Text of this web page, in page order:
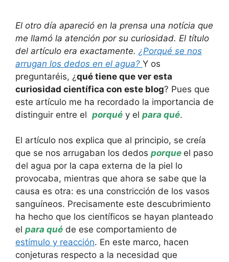
El otro día apareció en la prensa una notícia que
me llamó la atención por su curiosidad. El título
del artículo era exactamente. ¿Porqué se nos
arrugan los dedos en el agua? Y os
preguntaréis, ¿qué tiene que ver esta
curiosidad científica con este blog? Pues que
este artículo me ha recordado la importancia de
distinguir entre el porqué y el para qué.
El artículo nos explica que al principio, se creía
que se nos arrugaban los dedos porque el paso
del agua por la capa externa de la piel lo
provocaba, mientras que ahora se sabe que la
causa es otra: es una constricción de los vasos
sanguíneos. Precisamente este descubrimiento
ha hecho que los científicos se hayan planteado
el para qué de ese comportamiento de
estímulo y reacción. En este marco, hacen
conjeturas respecto a la necesidad que